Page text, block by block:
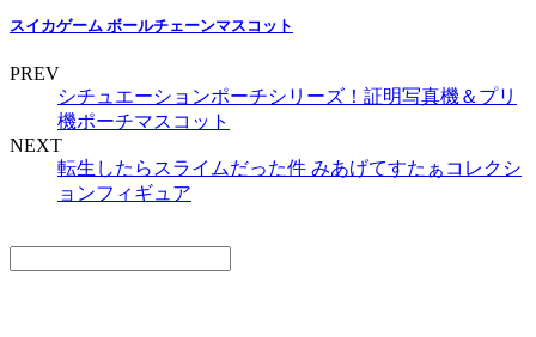
スイカゲーム ボールチェーンマスコット
PREV
シチュエーションポーチシリーズ！証明写真機＆プリ
機ポーチマスコット
NEXT
転生したらスライムだった件 みあげてすたぁコレクシ
ョンフィギュア